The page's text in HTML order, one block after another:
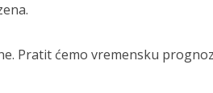
Pratit ćemo vremensku